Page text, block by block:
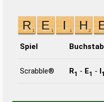
Spiel
Scrabble® R1 - E1 - I1